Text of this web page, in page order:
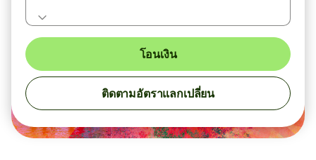
โอนเงิน
ติดตามอัตราแลกเปลี่ยน